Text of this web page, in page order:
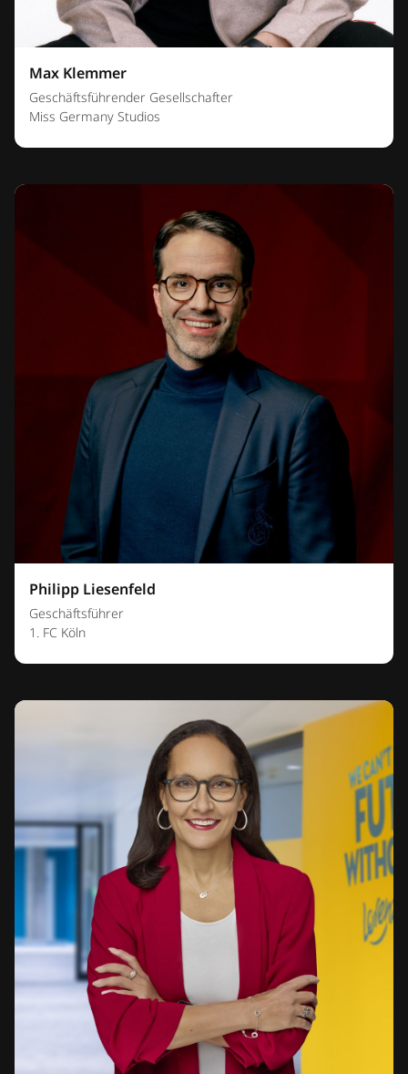
Max Klemmer
Geschäftsführender Gesellschafter
Miss Germany Studios
Philipp Liesenfeld
Geschäftsführer
1. FC Köln